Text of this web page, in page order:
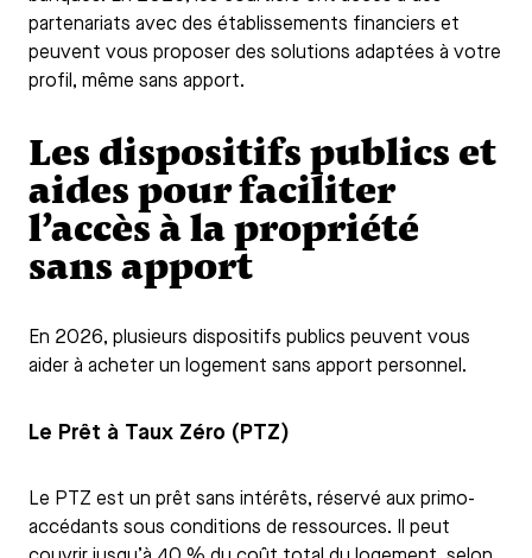
partenariats avec des établissements financiers et
peuvent vous proposer des solutions adaptées à votre
profil, même sans apport.
Les dispositifs publics et
aides pour faciliter
l’accès à la propriété
sans apport
En 2026, plusieurs dispositifs publics peuvent vous
aider à acheter un logement sans apport personnel.
Le Prêt à Taux Zéro (PTZ)
Le PTZ est un prêt sans intérêts, réservé aux primo-
accédants sous conditions de ressources. Il peut